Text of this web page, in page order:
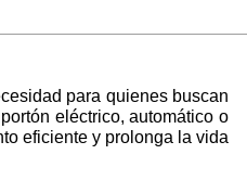
para quienes buscan
eléctrico, automático o
eficiente y prolonga la vida